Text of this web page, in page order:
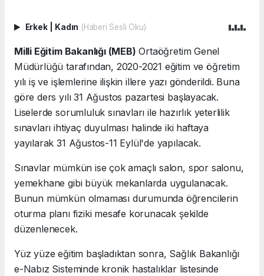
Erkek Kadın (Haberi Sesli Oku)
Milli Eğitim Bakanlığı (MEB) Ortaöğretim Genel
Müdürlüğü tarafından, 2020-2021 eğitim ve öğretim
yılı iş ve işlemlerine ilişkin illere yazı gönderildi. Buna
göre ders yılı 31 Ağustos pazartesi başlayacak.
Liselerde sorumluluk sınavları ile hazırlık yeterlilik
sınavları ihtiyaç duyulması halinde iki haftaya
yayılarak 31 Ağustos-11 Eylül'de yapılacak.
Sınavlar mümkün ise çok amaçlı salon, spor salonu,
yemekhane gibi büyük mekanlarda uygulanacak.
Bunun mümkün olmaması durumunda öğrencilerin
oturma planı fiziki mesafe korunacak şekilde
düzenlenecek.
Yüz yüze eğitim başladıktan sonra, Sağlık Bakanlığı
e-Nabız Sisteminde kronik hastalıklar listesinde